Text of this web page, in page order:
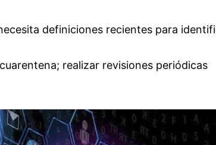
definiciones recientes para
realizar revisiones periódicas